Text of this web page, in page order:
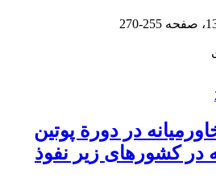
255-270
در دورة پوتین
در کشورهای زیر نفوذ